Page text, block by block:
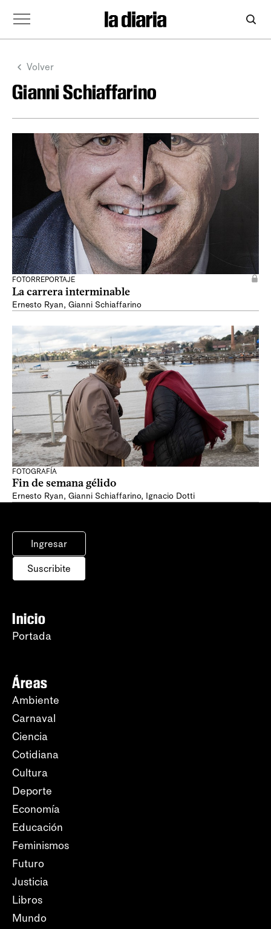
Volver
Gianni Schiaffarino
FOTORREPORTAJE
La carrera interminable
Ernesto Ryan, Gianni Schiaffarino
FOTOGRAFÍA
Fin de semana gélido
Ernesto Ryan, Gianni Schiaffarino, Ignacio Dotti
Ingresar
Suscribite
Inicio
Portada
Áreas
Ambiente
Carnaval
Ciencia
Cotidiana
Cultura
Deporte
Economía
Educación
Feminismos
Futuro
Justicia
Libros
Mundo